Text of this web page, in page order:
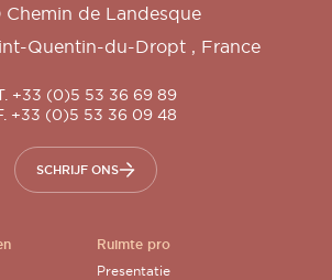
Chemin de Landesque
Quentin-du-Dropt , France
+33 (0)5 53 36 69 89
+33 (0)5 53 36 09 48
SCHRIJF ONS
Ruimte pro
Presentatie